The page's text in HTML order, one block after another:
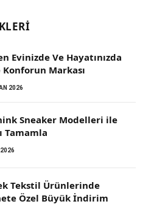
Evinizde Ve Hayatınızda
Konforun Markası
2026
Sneaker Modelleri ile
Tamamla
Tekstil Ürünlerinde
Özel Büyük İndirim